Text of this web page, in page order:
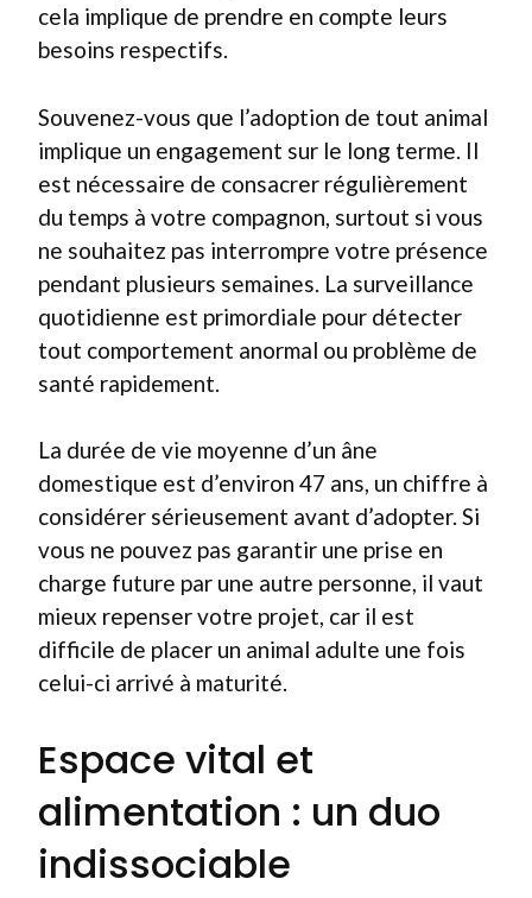
cela implique de prendre en compte leurs
besoins respectifs.
Souvenez-vous que l’adoption de tout animal
implique un engagement sur le long terme. Il
est nécessaire de consacrer régulièrement
du temps à votre compagnon, surtout si vous
ne souhaitez pas interrompre votre présence
pendant plusieurs semaines. La surveillance
quotidienne est primordiale pour détecter
tout comportement anormal ou problème de
santé rapidement.
La durée de vie moyenne d’un âne
domestique est d’environ 47 ans, un chiffre à
considérer sérieusement avant d’adopter. Si
vous ne pouvez pas garantir une prise en
charge future par une autre personne, il vaut
mieux repenser votre projet, car il est
difficile de placer un animal adulte une fois
celui-ci arrivé à maturité.
Espace vital et
alimentation : un duo
indissociable